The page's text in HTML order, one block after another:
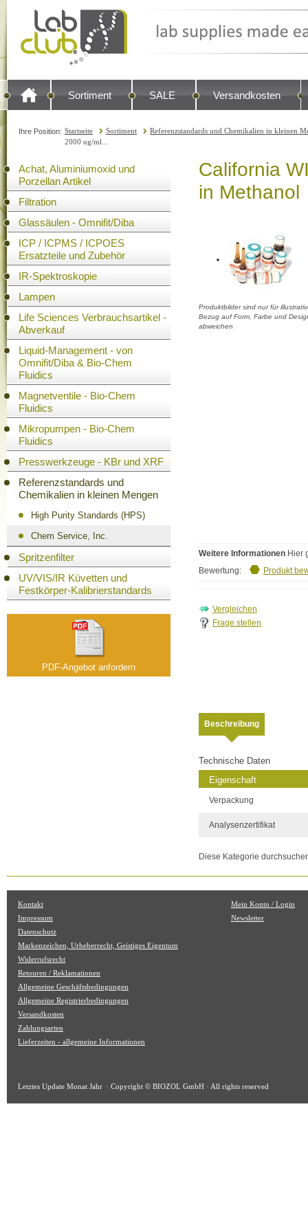
Sortiment SALE Versandkosten
Ihre Position: Startseite Sortiment
Referenzstandards und Chemikalien in kleinen
2000 ug/ml...
Achat, Aluminiumoxid und
Porzellan Artikel
Filtration
Glassäulen - Omnifit/Diba
ICP / ICPMS / ICPOES
Ersatzteile und Zubehör
IR-Spektroskopie
Lampen
Life Sciences Verbrauchsartikel -
Abverkauf
Liquid-Management - von
Omnifit/Diba & Bio-Chem
Fluidics
Magnetventile - Bio-Chem
Fluidics
Mikropumpen - Bio-Chem
Fluidics
Presswerkzeuge - KBr und XRF
Referenzstandards und
Chemikalien in kleinen Mengen
High Purity Standards (HPS)
Chem Service, Inc.
Spritzenfilter
UV/VIS/IR Küvetten und
Festkörper-Kalibrierstandards
PDF-Angebot anfordern
California
in Methanol
Produktbilder sind nur für
Bezug auf Form, Farbe und
abweichen
Weitere Informationen Hier
Bewertung:
Produkt
Frage stellen
Beschreibung
Technische Daten
Eigenschaft
Verpackung
Analysenzertifikat
Diese Kategorie
Kontakt
Impressum
Datenschutz
Markenzeichen, Urheberrecht, Geistiges Eigentum
Widerrufsrecht
Retouren / Reklamationen
Allgemeine Geschäftsbedingungen
Allgemeine Registrierbedingungen
Versandkosten
Zahlungsarten
Lieferzeiten - allgemeine Informationen
Mein Konto / Login
Newsletter
Letztes Update Monat Jahr · Copyright © BIOZOL GmbH · All rights reserved